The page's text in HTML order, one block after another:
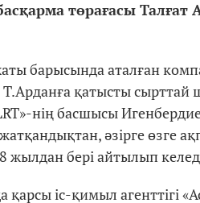
төрағасы Талғат
барысында аталған
қатысты
нің басшысы
әзірге өзге
бері айтылып
іс-қимыл агенттігі